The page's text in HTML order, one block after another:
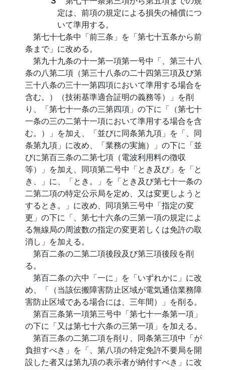
定は、前項の規定による損失の補償につ
いて準用する。
第七十七条中「前三条」を「第七十五条から前
条まで」に改める。
第九十九条の十一第一項第一号中「、第三十八
条の八第二項（第三十八条の二十四第三項及び第
三十八条の三十一第四項において準用する場合を
含む。）（技術基準適合証明の義務等）」を削
り、「第七十一条の三第四項」の下に「（第七十
一条の三の二第十一項において準用する場合を含
む。）」を加え、「並びに同条第九項」を「、同
条第九項」に改め、「業務の実施）」の下に「並
びに第百三条の二第七項（電波利用料の徴収
等）」を加え、同項第二号中「とき及び」を「と
き、」に、「とき。」を「とき及び第七十一条の
二第二項の特定公示局を定め、又は変更しようと
するとき。」に改め、同項第三号中「指定の変
更」の下に「、第七十六条の三第一項の規定によ
る無線局の周波数の指定の変更若しくは免許の取
消し」を加える。
第百二条の二第二項後段及び第三項後段を削
る。
第百二条の六中「一に」を「いずれかに」に改
め、「（当該伝搬障害防止区域が電気通信業務障
害防止区域である場合には、三年間）」を削る。
第百三条第一項第三号中「第七十一条第一項」
の下に「又は第七十六条の三第一項」を加える。
第百三条の二第二項を削り、同条第三項中「が
負担すべき」を「、第八項の特定免許不要局を開
設した者又は第九項の表示者が納付すべき」に改